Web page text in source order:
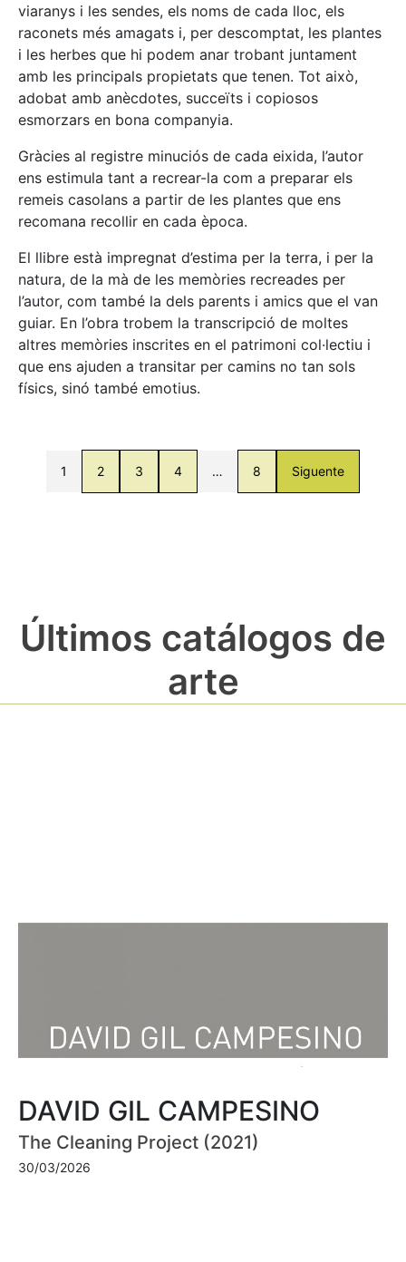
viaranys i les sendes, els noms de cada lloc, els
raconets més amagats i, per descomptat, les plantes
i les herbes que hi podem anar trobant juntament
amb les principals propietats que tenen. Tot això,
adobat amb anècdotes, succeïts i copiosos
esmorzars en bona companyia.
Gràcies al registre minuciós de cada eixida, l’autor
ens estimula tant a recrear-la com a preparar els
remeis casolans a partir de les plantes que ens
recomana recollir en cada època.
El llibre està impregnat d’estima per la terra, i per la
natura, de la mà de les memòries recreades per
l’autor, com també la dels parents i amics que el van
guiar. En l’obra trobem la transcripció de moltes
altres memòries inscrites en el patrimoni col·lectiu i
que ens ajuden a transitar per camins no tan sols
físics, sinó també emotius.
1 2 3 4 … 8 Siguente
Últimos catálogos de
arte
DAVID GIL CAMPESINO
The Cleaning Project (2021)
30/03/2026